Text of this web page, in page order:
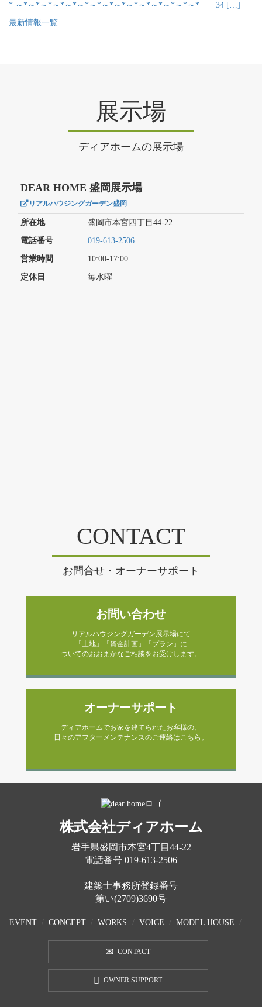
* ～*～*～*～*～*～*～*～*～*～*～*～*～*～*～* 34 […]
最新情報一覧
展示場
ディアホームの展示場
DEAR HOME 盛岡展示場
リアルハウジングガーデン盛岡
所在地 盛岡市本宮四丁目44-22
電話番号 019-613-2506
営業時間 10:00-17:00
定休日 毎水曜
CONTACT
お問合せ・オーナーサポート
お問い合わせ
リアルハウジングガーデン展示場にて
「土地」「資金計画」「プラン」に
ついてのおおまかなご相談をお受けします。
オーナーサポート
ディアホームでお家を建てられたお客様の、
日々のアフターメンテナンスのご連絡はこちら。
株式会社ディアホーム
岩手県盛岡市本宮4丁目44-22
電話番号 019-613-2506
建築士事務所登録番号
第い(2709)3690号
EVENT CONCEPT WORKS VOICE MODEL HOUSE
CONTACT
OWNER SUPPORT